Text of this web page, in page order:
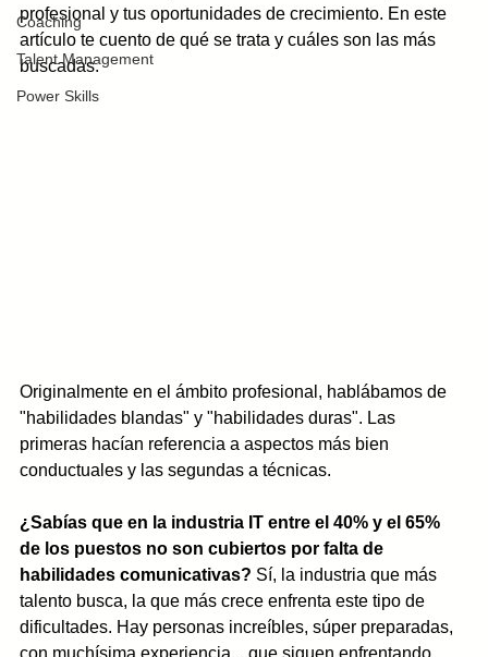
Coaching
Talent Management
Power Skills
profesional y tus oportunidades de crecimiento. En este
artículo te cuento de qué se trata y cuáles son las más
buscadas.
Originalmente en el ámbito profesional, hablábamos de
"habilidades blandas" y "habilidades duras". Las
primeras hacían referencia a aspectos más bien
conductuales y las segundas a técnicas.
¿Sabías que en la industria IT entre el 40% y el 65%
de los puestos no son cubiertos por falta de
habilidades comunicativas? Sí, la industria que más
talento busca, la que más crece enfrenta este tipo de
dificultades. Hay personas increíbles, súper preparadas,
con muchísima experiencia... que siguen enfrentando